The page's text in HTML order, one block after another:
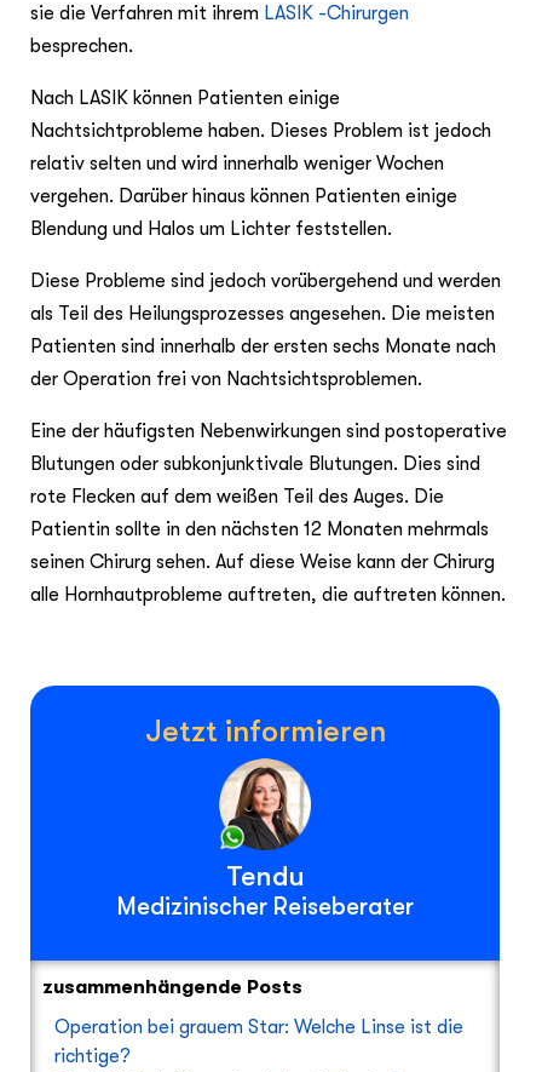
sie die Verfahren mit ihrem LASIK -Chirurgen
besprechen.
Nach LASIK können Patienten einige
Nachtsichtprobleme haben. Dieses Problem ist jedoch
relativ selten und wird innerhalb weniger Wochen
vergehen. Darüber hinaus können Patienten einige
Blendung und Halos um Lichter feststellen.
Diese Probleme sind jedoch vorübergehend und werden
als Teil des Heilungsprozesses angesehen. Die meisten
Patienten sind innerhalb der ersten sechs Monate nach
der Operation frei von Nachtsichtsproblemen.
Eine der häufigsten Nebenwirkungen sind postoperative
Blutungen oder subkonjunktivale Blutungen. Dies sind
rote Flecken auf dem weißen Teil des Auges. Die
Patientin sollte in den nächsten 12 Monaten mehrmals
seinen Chirurg sehen. Auf diese Weise kann der Chirurg
alle Hornhautprobleme auftreten, die auftreten können.
Jetzt informieren
Tendu
Medizinischer Reiseberater
zusammenhängende Posts
Operation bei grauem Star: Welche Linse ist die
richtige?